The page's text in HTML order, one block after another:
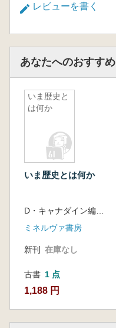
レビューを書く
あなたへのおすすめ
いま歴史と
は何か
いま歴史とは何か
ミネルヴァ書房
新刊 在庫なし
古書 1 点
1,188 円